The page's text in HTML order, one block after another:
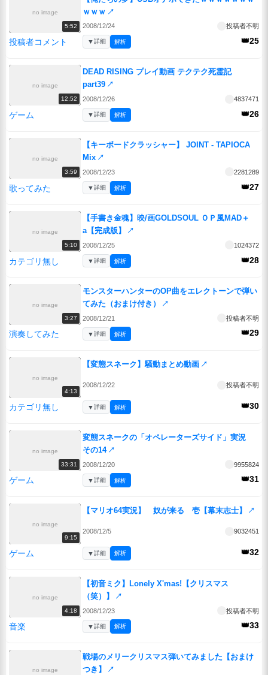
no image
5:52
ｗｗｗ ↗
2008/12/24 投稿者不明
投稿者コメント 👑25
▼詳細 解析
no image
12:52
DEAD RISING プレイ動画 テクテク死霊記
part39 ↗
2008/12/26 4837471
ゲーム 👑26
▼詳細 解析
no image
3:59
【キーボードクラッシャー】 JOINT - TAPIOCA
Mix ↗
2008/12/23 2281289
歌ってみた 👑27
▼詳細 解析
no image
5:10
【手書き金魂】映/画GOLDSOUL ＯＰ風MAD＋
a【完成版】
↗
2008/12/25 1024372
カテゴリ無し 👑28
▼詳細 解析
no image
3:27
モンスターハンターのOP曲をエレクトーンで弾い
てみた（おまけ付き）
↗
2008/12/21 投稿者不明
演奏してみた 👑29
▼詳細 解析
no image
4:13
【変態スネーク】騒動まとめ動画 ↗
2008/12/22 投稿者不明
カテゴリ無し 👑30
▼詳細 解析
no image
33:31
変態スネークの「オペレーターズサイド」実況
その14 ↗
2008/12/20 9955824
ゲーム 👑31
▼詳細 解析
no image
9:15
【マリオ64実況】 奴が来る 壱【幕末志士】 ↗
2008/12/5 9032451
ゲーム 👑32
▼詳細 解析
no image
4:18
【初音ミク】Lonely X'mas!【クリスマス
（笑）】
↗
2008/12/23 投稿者不明
音楽 👑33
▼詳細 解析
no image
戦場のメリークリスマス弾いてみました【おまけ
つき】
↗